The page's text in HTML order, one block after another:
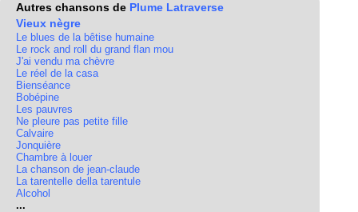
Autres chansons de Plume Latraverse
Vieux nègre
Le blues de la bêtise humaine
Le rock and roll du grand flan mou
J'ai vendu ma chèvre
Le réel de la casa
Bienséance
Bobépine
Les pauvres
Ne pleure pas petite fille
Calvaire
Jonquière
Chambre à louer
La chanson de jean-claude
La tarentelle della tarentule
Alcohol
...